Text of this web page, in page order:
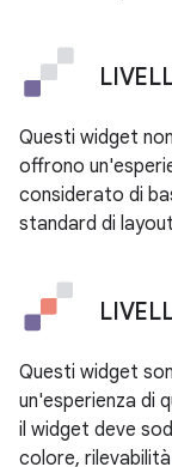
Questi widget
offrono
considerato di
standard di
Questi widget
un'esperienza di
il widget deve
colore,